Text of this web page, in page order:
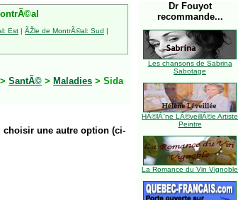
Est | ÃŽle de MontrÃ©al: Sud |
> SantÃ© > Maladies > Sida
choisir une autre option (ci-
Dr Fouyot
recommande...
Les chansons de Sabrina
Sabotage
HÃ©lÃ¨ne LÃ©veillÃ©e Artiste
Peintre
La Romance du Vin Vignoble